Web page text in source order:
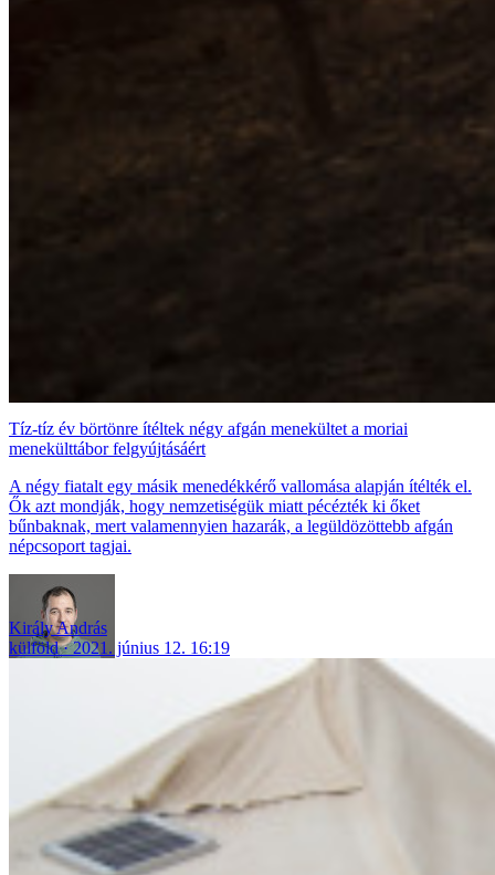
Tíz-tíz év börtönre ítéltek négy afgán menekültet a moriai
menekülttábor felgyújtásáért
A négy fiatalt egy másik menedékkérő vallomása alapján ítélték el.
Ők azt mondják, hogy nemzetiségük miatt pécézték ki őket
bűnbaknak, mert valamennyien hazarák, a legüldözöttebb afgán
népcsoport tagjai.
Király András
külföld
2021. június 12. 16:19